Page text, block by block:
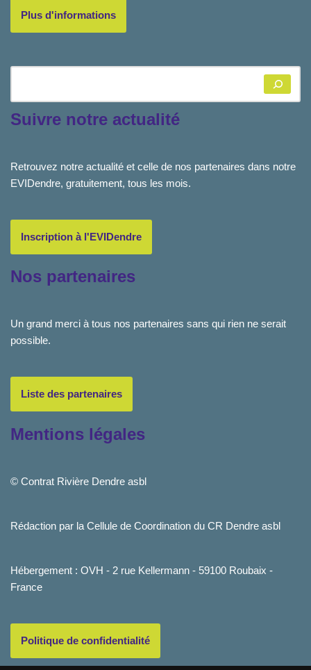
Plus d'informations
Suivre notre actualité
Retrouvez notre actualité et celle de nos partenaires dans notre
EVIDendre, gratuitement, tous les mois.
Inscription à l'EVIDendre
Nos partenaires
Un grand merci à tous nos partenaires sans qui rien ne serait
possible.
Liste des partenaires
Mentions légales
© Contrat Rivière Dendre asbl
Rédaction par la Cellule de Coordination du CR Dendre asbl
Hébergement : OVH - 2 rue Kellermann - 59100 Roubaix -
France
Politique de confidentialité